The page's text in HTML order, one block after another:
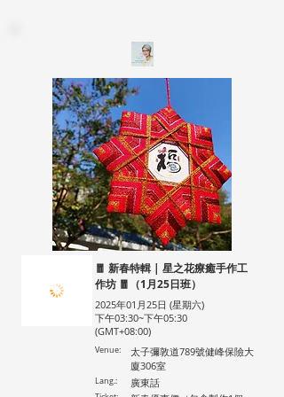
🧧 新春特輯 | 星之花療癒手作工
作坊 🧧（1月25日班）
2025年01月25日 (星期六)
下午03:30~下午05:30
(GMT+08:00)
Venue:
太子彌敦道789號健峰保險大
廈306室
Lang.: 廣東話